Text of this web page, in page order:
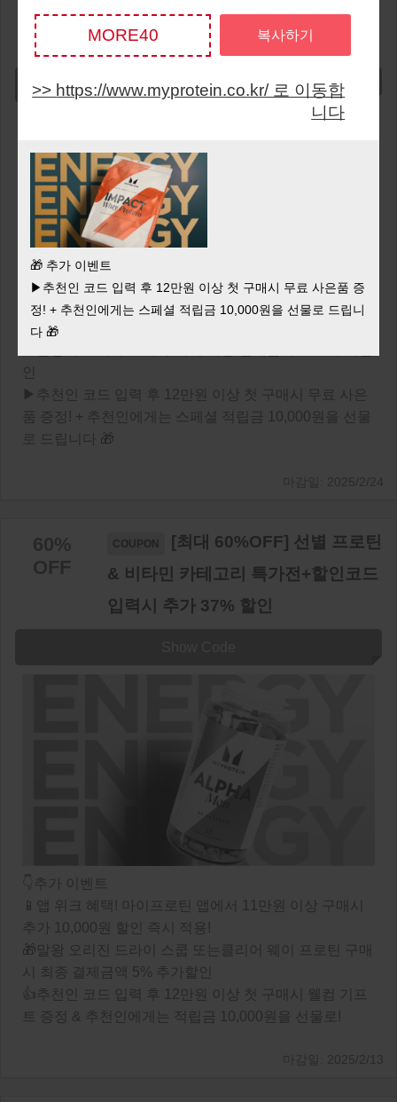
테고리 최대 70% OFF +할인코드 입
력시 최대 40% 추가 할인
Show Code
🎁추가 이벤트
인
▶추천인 코드 입력 후 12만원 이상 첫 구매시 무료 사은
품 증정! + 추천인에게는 스페셜 적립금 10,000원을 선물
로 드립니다 🎁
60%
OFF
[최대 60%OFF] 선별 프로틴
& 비타민 카테고리 특가전+할인코드
입력시 추가 37% 할인
👇추가 이벤트
📱앱 위크 혜택! 마이프로틴 앱에서 11만원 이상 구매시
추가 10,000원 할인 즉시 적용!
🎁말왕 오리진 드라이 스쿱 또는클리어 웨이 프로틴 구매
시 최종 결제금액 5% 추가할인
👍추천인 코드 입력 후 12만원 이상 첫 구매시 웰컴 기프
트 증정 & 추천인에게는 적립금 10,000원을 선물로!
MORE40 복사하기
https://www.myprotein.co.kr/ 로 이동합
니다
🎁 추가 이벤트
▶추천인 코드 입력 후 12만원 이상 첫 구매시 무료 사은품 증
정! + 추천인에게는 스페셜 적립금 10,000원을 선물로 드립니
다 🎁